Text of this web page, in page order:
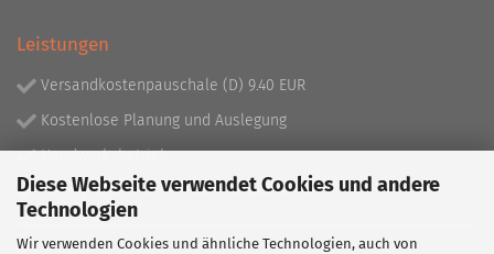
Diese Webseite verwendet Cookies und andere
Technologien
Wir verwenden Cookies und ähnliche Technologien, auch von
Leistungen
Versandkostenpauschale (D) 9.40 EUR
Kostenlose Planung und Auslegung
Handwerksbetrieb
Lieferprogramm mit über 130.000 Artikeln!